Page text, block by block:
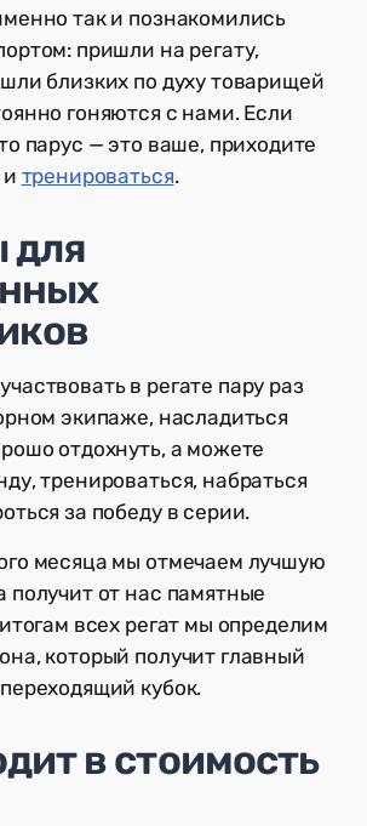
так и познакомились
пришли на регату,
близких по духу товарищей
гоняются с нами. Если
парус — это ваше, приходите
и тренироваться.
для
в регате пару раз
экипаже, насладиться
отдохнуть, а можете
тренироваться, набраться
за победу в серии.
месяца мы отмечаем лучшую
получит от нас памятные
всех регат мы определим
который получит главный
кубок.
в стоимость